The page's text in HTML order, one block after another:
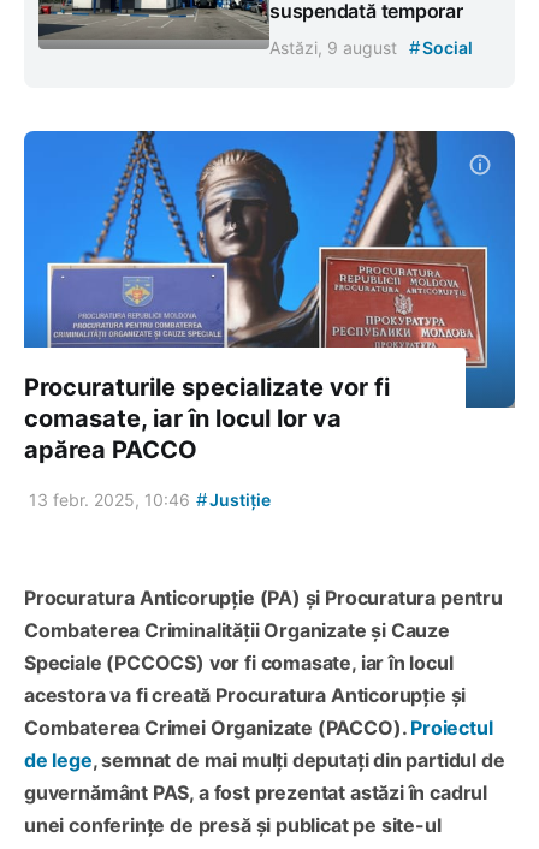
suspendată temporar
Astăzi, 9 august #Social
Procuraturile specializate vor fi
comasate, iar în locul lor va
apărea PACCO
13 febr. 2025, 10:46 #Justiție
Procuratura Anticorupție (PA) și Procuratura pentru
Combaterea Criminalității Organizate și Cauze
Speciale (PCCOCS) vor fi comasate, iar în locul
acestora va fi creată Procuratura Anticorupție și
Combaterea Crimei Organizate (PACCO). Proiectul
de lege, semnat de mai mulți deputați din partidul de
guvernământ PAS, a fost prezentat astăzi în cadrul
unei conferințe de presă și publicat pe site-ul